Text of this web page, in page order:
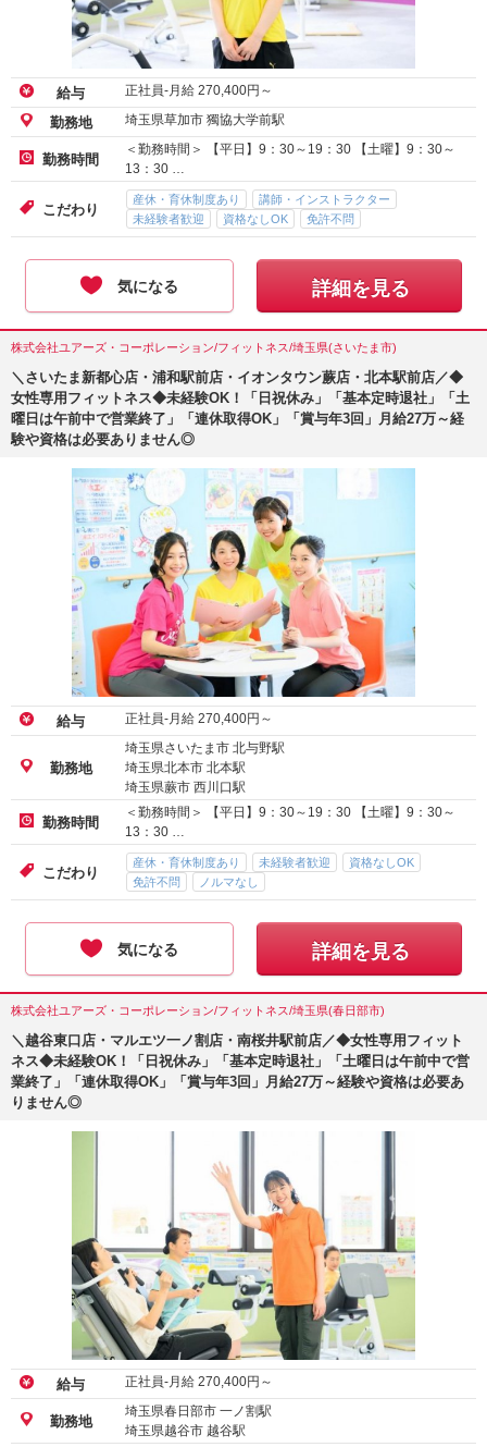
給与 正社員-月給 270,400円～
勤務地 埼玉県草加市 獨協大学前駅
勤務時間
＜勤務時間＞ 【平日】9：30～19：30 【土曜】9：30～
13：30 …
こだわり
産休・育休制度あり
講師・インストラクター
未経験者歓迎
資格なしOK 免許不問
気になる 詳細を見る
株式会社ユアーズ・コーポレーション/フィットネス/埼玉県(さいたま市)
＼さいたま新都心店・浦和駅前店・イオンタウン蕨店・北本駅前店／◆
女性専用フィットネス◆未経験OK！「日祝休み」「基本定時退社」「土
曜日は午前中で営業終了」「連休取得OK」「賞与年3回」月給27万～経
験や資格は必要ありません◎
給与 正社員-月給 270,400円～
勤務地
埼玉県さいたま市 北与野駅
埼玉県北本市 北本駅
埼玉県蕨市 西川口駅
勤務時間
＜勤務時間＞ 【平日】9：30～19：30 【土曜】9：30～
13：30 …
こだわり
産休・育休制度あり 未経験者歓迎
資格なしOK
免許不問
ノルマなし
気になる 詳細を見る
株式会社ユアーズ・コーポレーション/フィットネス/埼玉県(春日部市)
＼越谷東口店・マルエツ一ノ割店・南桜井駅前店／◆女性専用フィット
ネス◆未経験OK！「日祝休み」「基本定時退社」「土曜日は午前中で営
業終了」「連休取得OK」「賞与年3回」月給27万～経験や資格は必要あ
りません◎
給与 正社員-月給 270,400円～
勤務地
埼玉県春日部市 一ノ割駅
埼玉県越谷市 越谷駅